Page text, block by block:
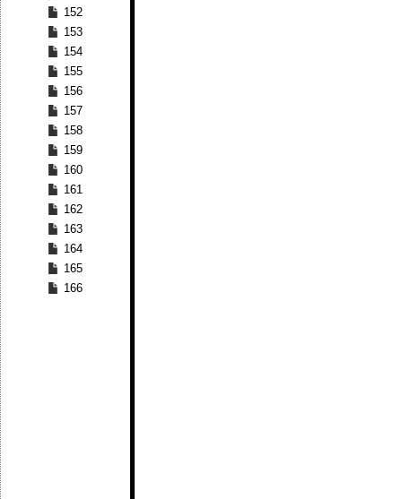
152
153
154
155
156
157
158
159
160
161
162
163
164
165
166